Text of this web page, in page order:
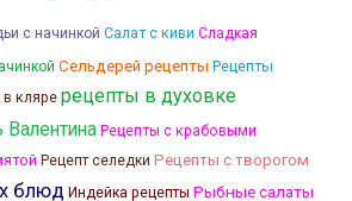
с начинкой Салат с киви Сладкая
Сельдерей рецепты Рецепты
кляре рецепты в духовке
Рецепты с крабовыми
Рецепт селедки Рецепты с творогом
блюд Индейка рецепты Рыбные салаты